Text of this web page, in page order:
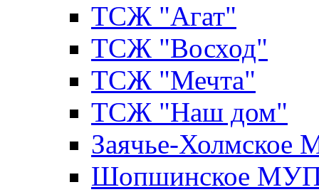
ТСЖ "Агат"
ТСЖ "Восход"
ТСЖ "Мечта"
ТСЖ "Наш дом"
Заячье-
Шопшинское